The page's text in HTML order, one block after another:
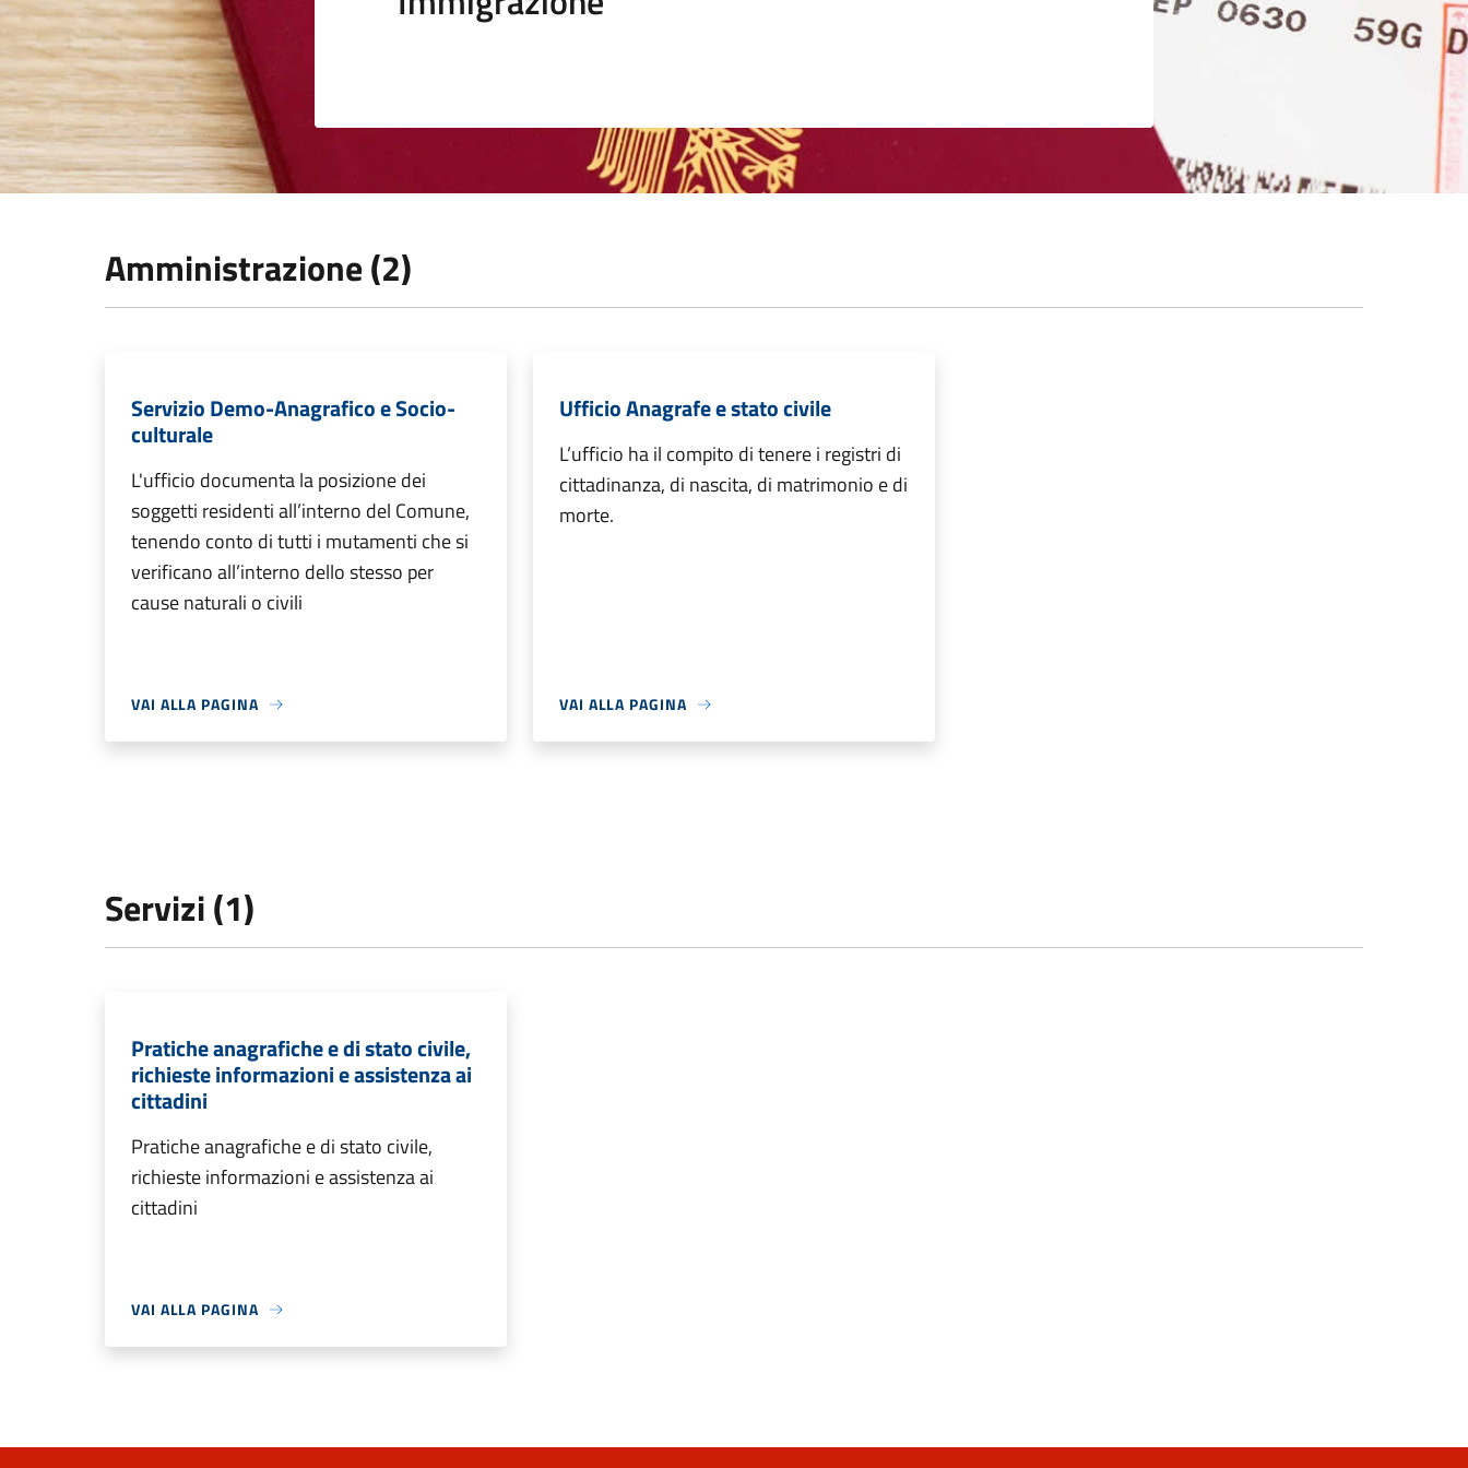
Amministrazione (2)
Servizio Demo-Anagrafico e Socio-
culturale
L'ufficio documenta la posizione dei
soggetti residenti all’interno del Comune,
tenendo conto di tutti i mutamenti che si
verificano all’interno dello stesso per
cause naturali o civili
VAI ALLA PAGINA
Ufficio Anagrafe e stato civile
L’ufficio ha il compito di tenere i registri di
cittadinanza, di nascita, di matrimonio e di
morte.
VAI ALLA PAGINA
Servizi (1)
Pratiche anagrafiche e di stato civile,
richieste informazioni e assistenza ai
cittadini
Pratiche anagrafiche e di stato civile,
richieste informazioni e assistenza ai
cittadini
VAI ALLA PAGINA